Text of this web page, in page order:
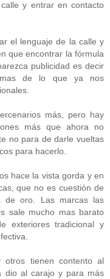
y entrar en contacto
el lenguaje de la calle y
que encontrar la fórmula
publicidad es decir
mas de lo que ya nos
más, pero hay
más que ahora no
no para de darle vueltas
para hacerlo.
hace la vista gorda y en
que no es cuestión de
de oro. Las marcas las
sale mucho mas barato
exteriores tradicional y
otros tienen contento al
dio al carajo y para más